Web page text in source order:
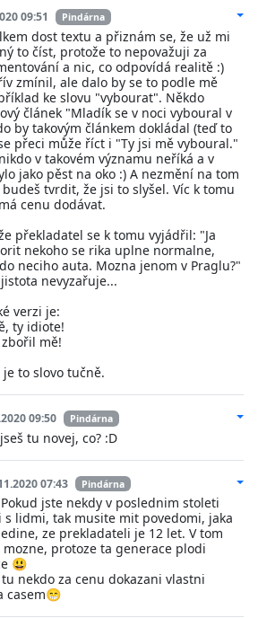
09:51 Pindárna
dost textu a přiznám se, že už mi
to číst, protože to nepovažuji za
a nic, co odpovídá realitě :)
zmínil, ale dalo by se to podle mě
ke slovu "vybourat". Někdo
článek "Mladík se v noci vyboural v
by takovým článkem dokládal (teď to
přeci může říct i "Ty jsi mě vyboural."
v takovém významu neříká a v
jako pěst na oko :) A nezmění na tom
tvrdit, že jsi to slyšel. Víc k tomu
cenu dodávat.
překladatel se k tomu vyjádřil: "Ja
nekoho se rika uplne normalne,
neciho auta. Mozna jenom v Praglu?"
nevyzařuje...
verzi je:
ty idiote!
mě!
to slovo tučně.
09:50 Pindárna
tu novej, co? :D
07:43 Pindárna
jste nekdy v poslednim stoleti
s lidmi, tak musite mit povedomi, jaka
ze prekladateli je 12 let. V tom
protoze ta generace plodi
😃
nekdo za cenu dokazani vlastni
casem😁